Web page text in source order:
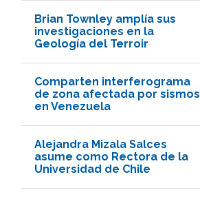
Brian Townley amplía sus
investigaciones en la
Geología del Terroir
Comparten interferograma
de zona afectada por sismos
en Venezuela
Alejandra Mizala Salces
asume como Rectora de la
Universidad de Chile